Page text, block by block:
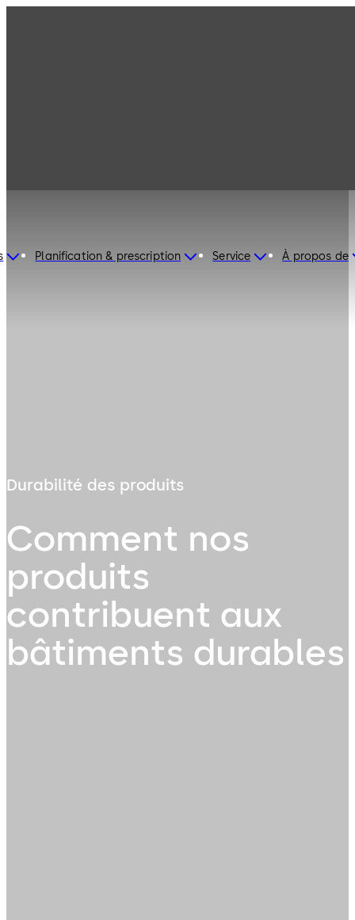
Planification & prescription Service À propos de
Durabilité des produits
Comment nos
produits
contribuent aux
bâtiments durables